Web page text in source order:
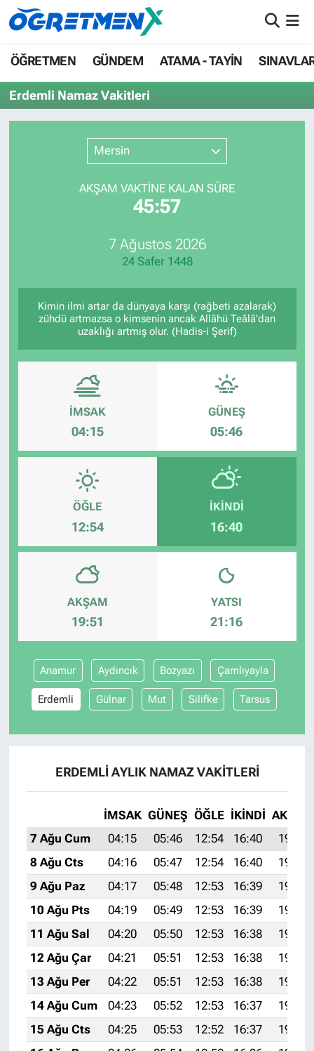
ÖĞRETMEN GÜNDEM ATAMA - TAYİN
Erdemli Namaz Vakitleri
Mersin
AKŞAM VAKTİNE KALAN SÜRE
45:57
7 Ağustos 2026
24 Safer 1448
Kimin ilmi artar da dünyaya karşı (rağbeti azalarak)
zühdü artmazsa o kimsenin ancak Allâhü Teâlâ’dan
uzaklığı artmış olur. (Hadis-i Şerif)
İMSAK
04:15
GÜNEŞ
05:46
ÖĞLE
12:54
İKINDI
16:40
AKŞAM
19:51
YATSI
21:16
Anamur Aydıncık Bozyazı Çamlıyayla
Erdemli Gülnar Mut Silifke Tarsus
ERDEMLI AYLIK NAMAZ VAKITLERI
İMSAK GÜNEŞ ÖĞLE İKINDI AKŞAM
7 Ağu Cum
04:15 05:46 12:54 16:40
19:51
8 Ağu Cts
04:16 05:47 12:54 16:40
19:50
9 Ağu Paz
04:17 05:48 12:53 16:39
19:49
10 Ağu Pts
04:19 05:49 12:53 16:39
19:48
11 Ağu Sal
04:20 05:50 12:53 16:38
19:46
12 Ağu Çar
04:21 05:51 12:53 16:38
19:45
13 Ağu Per
04:22 05:51 12:53 16:38
19:44
14 Ağu Cum
04:23 05:52 12:53 16:37
19:43
15 Ağu Cts
04:25 05:53 12:52 16:37
19:42
ÖĞRETMEN
GÜNDEM
ATAMA - TAYİN
SINAVLAR
HAYATIN İÇİNDEN
İstanbul Nöbetçi Eczaneler
İstanbul Hava Durumu
İstanbul Namaz Vakitleri
İstanbul Trafik Yoğunluk Haritası
Süper Lig Puan Durumu ve Fikstür
Son Dakika Haberleri
Haber Arşivi